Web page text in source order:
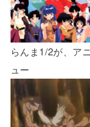
らんま1/2が、ア
ュー